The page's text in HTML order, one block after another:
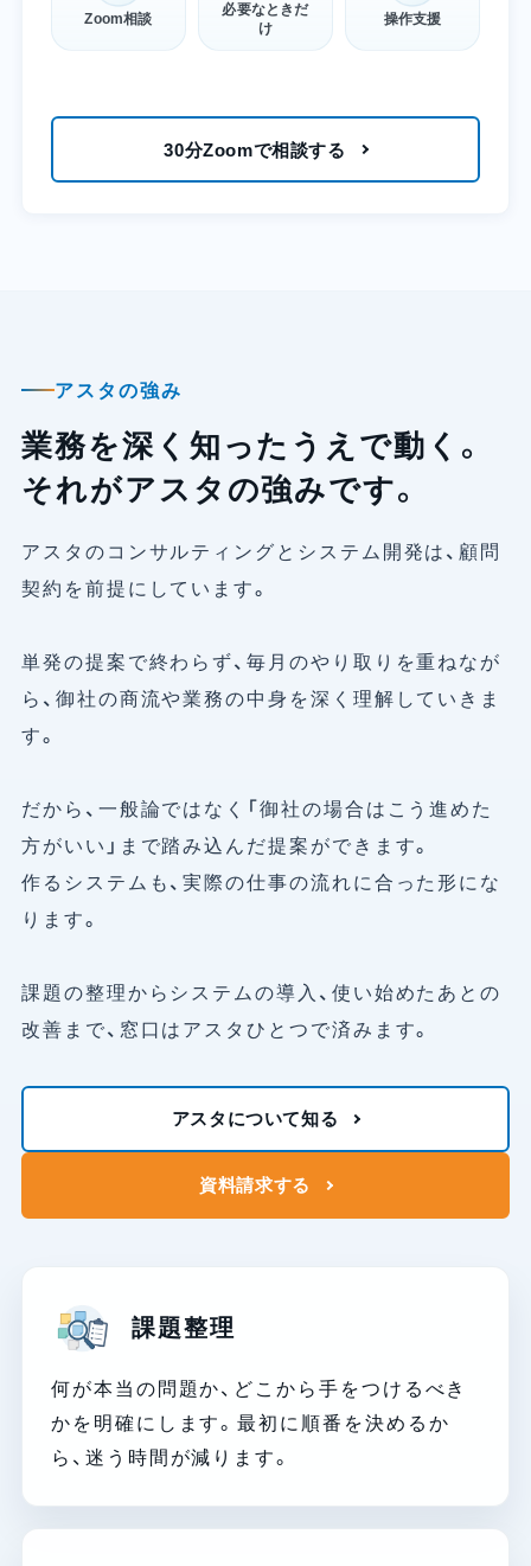
Zoom相談
必要なときだ
け
操作支援
30分Zoomで相談する
アスタの強み
業務を深く知ったうえで動く。
それがアスタの強みです。
アスタのコンサルティングとシステム開発は、顧問
契約を前提にしています。
単発の提案で終わらず、毎月のやり取りを重ねなが
ら、御社の商流や業務の中身を深く理解していきま
す。
だから、一般論ではなく「御社の場合はこう進めた
方がいい」まで踏み込んだ提案ができます。
作るシステムも、実際の仕事の流れに合った形にな
ります。
課題の整理からシステムの導入、使い始めたあとの
改善まで、窓口はアスタひとつで済みます。
アスタについて知る
資料請求する
課題整理
何が本当の問題か、どこから手をつけるべき
かを明確にします。最初に順番を決めるか
ら、迷う時間が減ります。